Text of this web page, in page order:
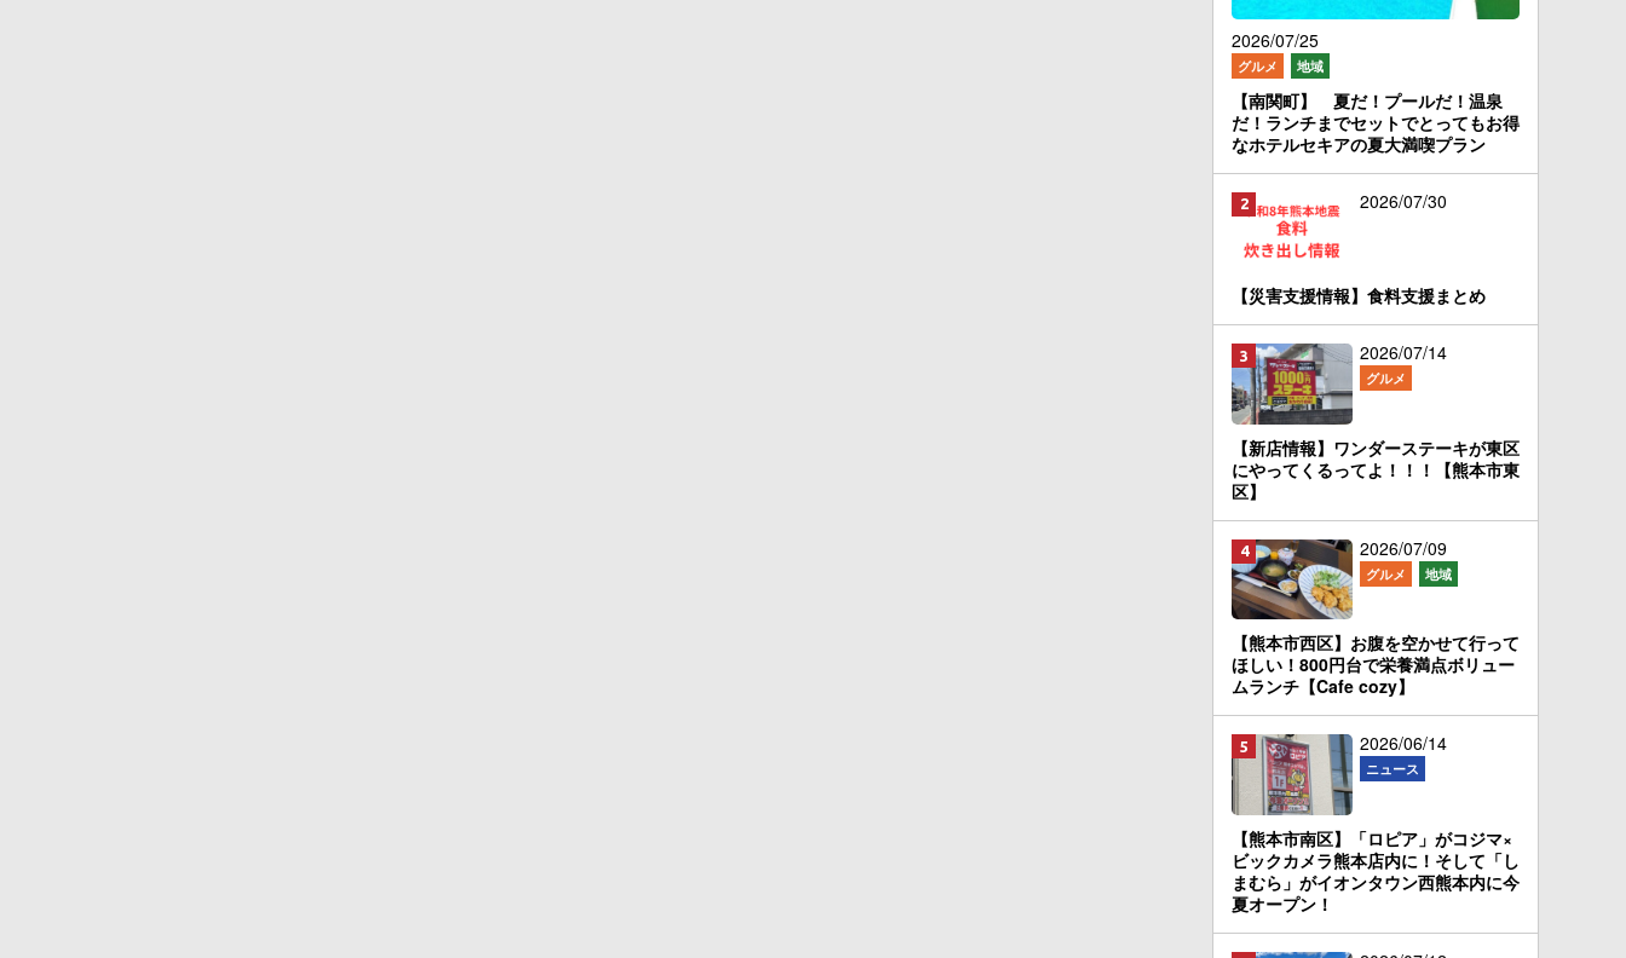
2026/07/25
グルメ 地域
【南関町】 夏だ！プールだ！温泉
だ！ランチまでセットでとってもお得
なホテルセキアの夏大満喫プラン
2026/07/30
【災害支援情報】食料支援まとめ
2026/07/14
グルメ
【新店情報】ワンダーステーキが東区
にやってくるってよ！！！【熊本市東
区】
2026/07/09
グルメ 地域
【熊本市西区】お腹を空かせて行って
ほしい！800円台で栄養満点ボリュー
ムランチ【Cafe cozy】
2026/06/14
ニュース
【熊本市南区】「ロピア」がコジマ×
ビックカメラ熊本店内に！そして「し
まむら」がイオンタウン西熊本内に今
夏オープン！